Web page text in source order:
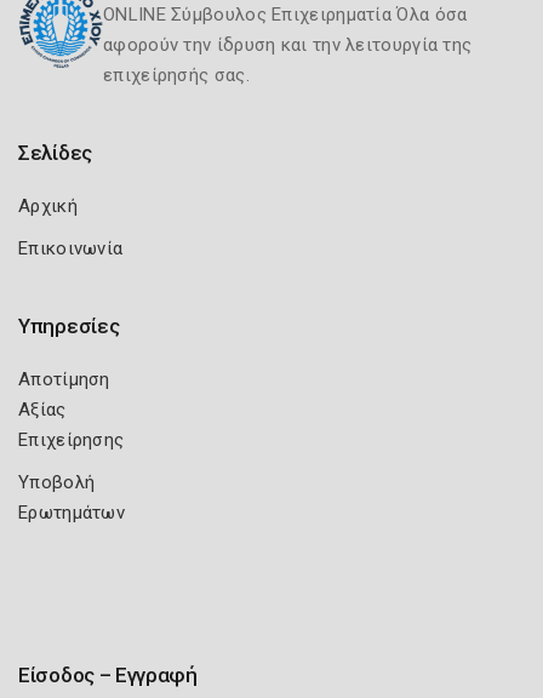
ONLINE Σύμβουλος Επιχειρηματία Όλα όσα
αφορούν την ίδρυση και την λειτουργία της
επιχείρησής σας.
Σελίδες
Αρχική
Επικοινωνία
Υπηρεσίες
Αποτίμηση
Αξίας
Επιχείρησης
Υποβολή
Ερωτημάτων
Είσοδος – Εγγραφή